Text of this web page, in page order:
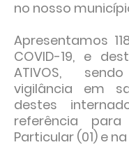
no nosso
Apresentamos
COVID-19, e
ATIVOS,
vigilância em
destes
referência para
Particular (01) e na